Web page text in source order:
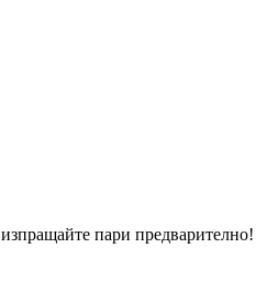
пари предварително!